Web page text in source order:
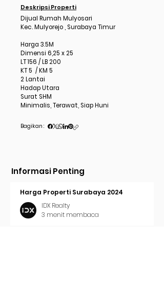
Deskripsi Properti
Dijual Rumah Mulyosari
Kec. Mulyorejo , Surabaya Timur
Harga 3.5M
Dimensi 6,25 x 25
LT 156 / LB 200
KT 5 / KM 5
2 Lantai
Hadap Utara
Surat SHM
Minimalis, Terawat, Siap Huni
Bagikan :
Informasi Penting
Harga Properti Surabaya 2024
IDX Realty
3 menit membaca